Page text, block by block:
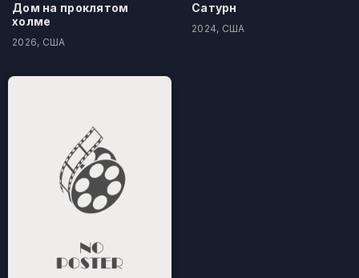
Дом на проклятом
холме
2026, США
Сатурн
2024, США